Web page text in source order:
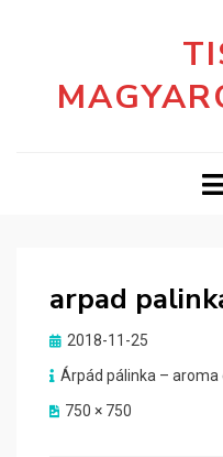
arpad
Posted
on
2018-11-25
Árpád pálinka – aroma
750 × 750